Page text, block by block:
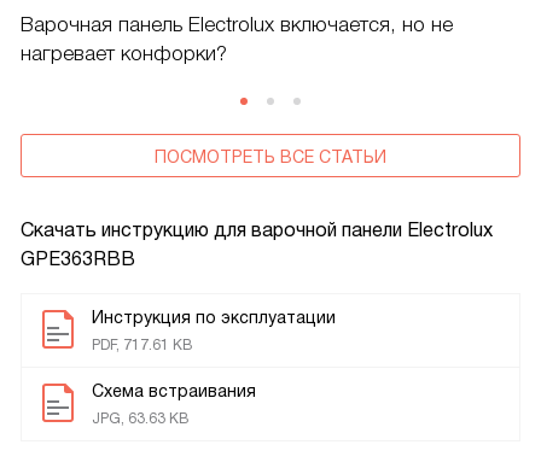
Скачать инструкцию для варочной панели Electrolux
GPE363RBB
Инструкция по эксплуатации
PDF, 717.61 KB
Схема встраивания
JPG, 63.63 KB
Варочная панель Electrolux включается, но не
нагревает конфорки?
ПОСМОТРЕТЬ ВСЕ СТАТЬИ